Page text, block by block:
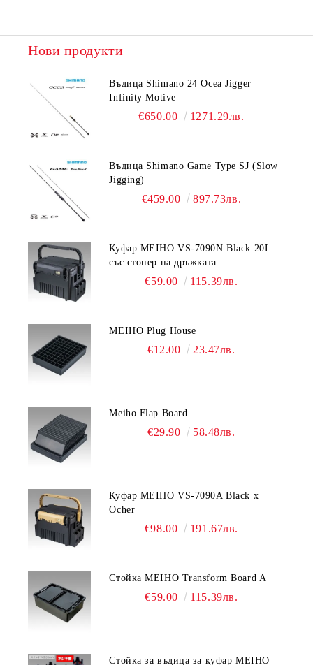
Нови продукти
Въдица Shimano 24 Ocea Jigger
Infinity Motive
€650.00 1271.29лв.
Въдица Shimano Game Type SJ (Slow
Jigging)
€459.00 897.73лв.
Куфар MEIHO VS-7090N Black 20L
със стопер на дръжката
€59.00 115.39лв.
MEIHO Plug House
€12.00 23.47лв.
Meiho Flap Board
€29.90 58.48лв.
Куфар MEIHO VS-7090A Black x
Ocher
€98.00 191.67лв.
Стойка MEIHO Transform Board A
€59.00 115.39лв.
Стойка за въдица за куфар MEIHO